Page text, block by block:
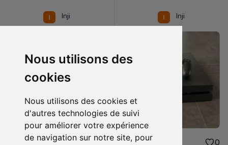
Nous utilisons des
cookies
Nous utilisons des cookies et
d'autres technologies de suivi
pour améliorer votre expérience
de navigation sur notre site, pour
Inji
110.00€ 0
Inji
85.00€ 0